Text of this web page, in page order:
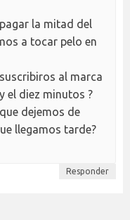
la mitad del
a tocar pelo en
al marca
el diez minutos ?
dejemos de
llegamos tarde?
Responder